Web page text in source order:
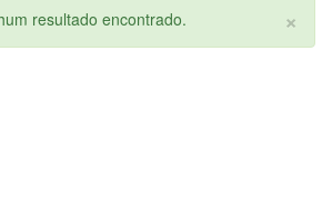
×
resultado encontrado.